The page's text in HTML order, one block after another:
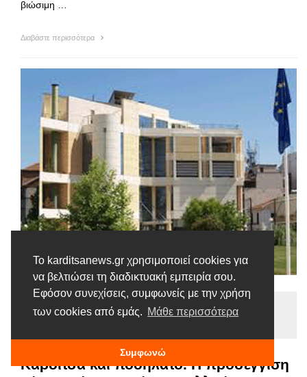
Το karditsanews.gr χρησιμοποιεί cookies για
να βελτιώσει τη διαδικτυακή εμπειρία σου.
Εφόσον συνεχίσεις, συμφωνείς με την χρήση
των cookies από εμάς. Μάθε περισσότερα
Συμφωνώ
βιώσιμη …
Διαβάστε περισσότερα
Ειδήσεις
Καρδίτσα και ποδήλατο. Η προσέγγιση